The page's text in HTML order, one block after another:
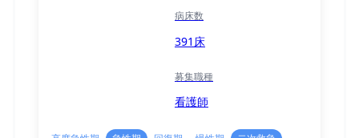
病床数
391床
募集職種
看護師